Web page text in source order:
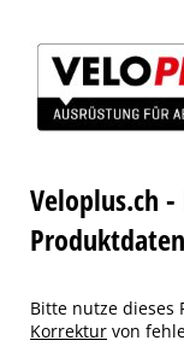
Veloplus.ch
Bitte nutze dieses
Korrektur von